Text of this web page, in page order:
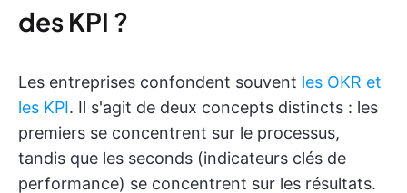
des KPI ?
Les entreprises confondent souvent les OKR et
les KPI. Il s'agit de deux concepts distincts : les
premiers se concentrent sur le processus,
tandis que les seconds (indicateurs clés de
performance) se concentrent sur les résultats.